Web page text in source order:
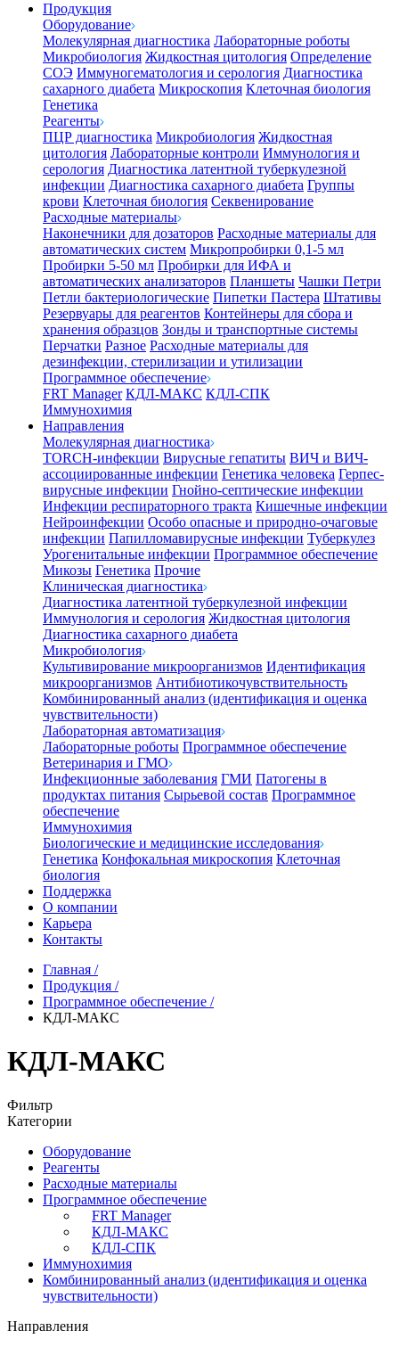
Продукция
Оборудование
Молекулярная диагностика Лабораторные роботы
Микробиология Жидкостная цитология Определение
СОЭ Иммуногематология и серология Диагностика
сахарного диабета Микроскопия Клеточная биология
Генетика
Реагенты
ПЦР диагностика Микробиология Жидкостная
цитология Лабораторные контроли Иммунология и
серология Диагностика латентной туберкулезной
инфекции Диагностика сахарного диабета Группы
крови Клеточная биология Секвенирование
Расходные материалы
Наконечники для дозаторов Расходные материалы для
автоматических систем Микропробирки 0,1-5 мл
Пробирки 5-50 мл Пробирки для ИФА и
автоматических анализаторов Планшеты Чашки Петри
Петли бактериологические Пипетки Пастера Штативы
Резервуары для реагентов Контейнеры для сбора и
хранения образцов Зонды и транспортные системы
Перчатки Разное Расходные материалы для
дезинфекции, стерилизации и утилизации
Программное обеспечение
FRT Manager КДЛ-МАКС КДЛ-СПК
Иммунохимия
Направления
Молекулярная диагностика
TORCH-инфекции Вирусные гепатиты ВИЧ и ВИЧ-
ассоциированные инфекции Генетика человека Герпес-
вирусные инфекции Гнойно-септические инфекции
Инфекции респираторного тракта Кишечные инфекции
Нейроинфекции Особо опасные и природно-очаговые
инфекции Папилломавирусные инфекции Туберкулез
Урогенитальные инфекции Программное обеспечение
Микозы Генетика Прочие
Клиническая диагностика
Диагностика латентной туберкулезной инфекции
Иммунология и серология Жидкостная цитология
Диагностика сахарного диабета
Микробиология
Культивирование микроорганизмов Идентификация
микроорганизмов Антибиотикочувствительность
Комбинированный анализ (идентификация и оценка
чувствительности)
Лабораторная автоматизация
Лабораторные роботы Программное обеспечение
Ветеринария и ГМО
Инфекционные заболевания ГМИ Патогены в
продуктах питания Сырьевой состав Программное
обеспечение
Иммунохимия
Биологические и медицинские исследования
Генетика Конфокальная микроскопия Клеточная
биология
Поддержка
О компании
Карьера
Контакты
Главная /
Продукция /
Программное обеспечение /
КДЛ-МАКС
КДЛ-МАКС
Фильтр
Категории
Оборудование
Реагенты
Расходные материалы
Программное обеспечение
FRT Manager
КДЛ-МАКС
КДЛ-СПК
Иммунохимия
Комбинированный анализ (идентификация и оценка
чувствительности)
Направления